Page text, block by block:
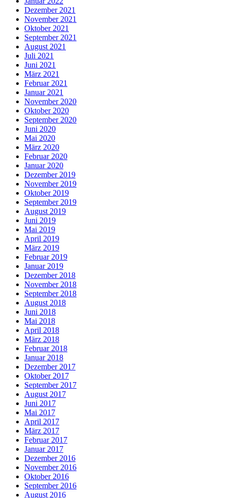
Dezember 2021
November 2021
Oktober 2021
September 2021
August 2021
Juli 2021
Juni 2021
März 2021
Februar 2021
Januar 2021
November 2020
Oktober 2020
September 2020
Juni 2020
Mai 2020
März 2020
Februar 2020
Januar 2020
Dezember 2019
November 2019
Oktober 2019
September 2019
August 2019
Juni 2019
Mai 2019
April 2019
März 2019
Februar 2019
Januar 2019
Dezember 2018
November 2018
September 2018
August 2018
Juni 2018
Mai 2018
April 2018
März 2018
Februar 2018
Januar 2018
Dezember 2017
Oktober 2017
September 2017
August 2017
Juni 2017
Mai 2017
April 2017
März 2017
Februar 2017
Januar 2017
Dezember 2016
November 2016
Oktober 2016
September 2016
August 2016